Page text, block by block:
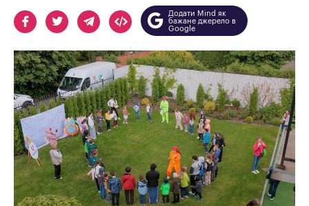
Додати Mind як
бажане джерело в
Google